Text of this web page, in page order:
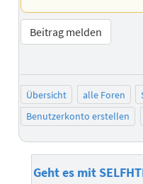
Beitrag melden
Übersicht alle Foren
Benutzerkonto erstellen
Geht es mit